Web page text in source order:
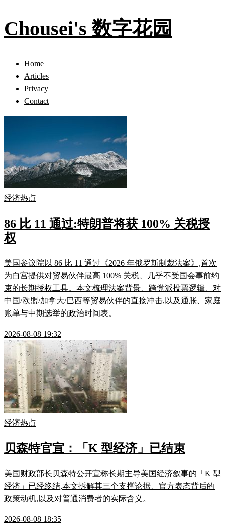
Chousei's 数字花园
Home
Articles
Privacy
Contact
经济热点
86 比 11 通过:特朗普将获 100% 关税授
权
美国参议院以 86 比 11 通过《2026 年俄罗斯制裁法案》,首次
为白宫提供对贸易伙伴最高 100% 关税、几乎不受国会事前约
束的长期授权工具。本文梳理法案背景、跨党派投票逻辑、对
中国/欧盟/加拿大/巴西等贸易伙伴的直接冲击,以及通胀、家庭
账单与中期选举的政治时间表。
2026-08-08 19:32
经济热点
贝森特官宣：「K 型经济」已结束
美国财政部长贝森特公开宣称长期主导美国经济叙事的「K 型
经济」已经终结,本文拆解其三个支撑论据、官方表态背后的
政策动机,以及对普通消费者的实际含义。
2026-08-08 18:35